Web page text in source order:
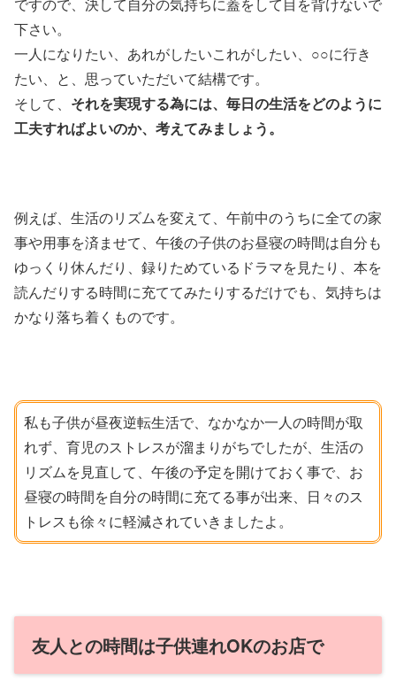
ですので、決して自分の気持ちに蓋をして目を背けないで
下さい。
一人になりたい、あれがしたいこれがしたい、○○に行き
たい、と、思っていただいて結構です。
そして、 それを実現する為には、毎日の生活をどのように
工夫すればよいのか、考えてみましょう。
例えば、生活のリズムを変えて、午前中のうちに全ての家
事や用事を済ませて、午後の子供のお昼寝の時間は自分も
ゆっくり休んだり、録りためているドラマを見たり、本を
読んだりする時間に充ててみたりするだけでも、気持ちは
かなり落ち着くものです。
私も子供が昼夜逆転生活で、なかなか一人の時間が取
れず、育児のストレスが溜まりがちでしたが、生活の
リズムを見直して、午後の予定を開けておく事で、お
昼寝の時間を自分の時間に充てる事が出来、日々のス
トレスも徐々に軽減されていきましたよ。
友人との時間は子供連れOKのお店で